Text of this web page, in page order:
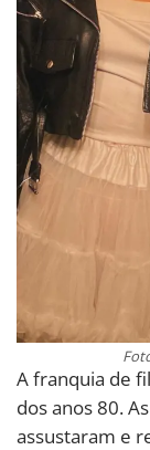
A franquia de
dos anos 80.
assustaram e